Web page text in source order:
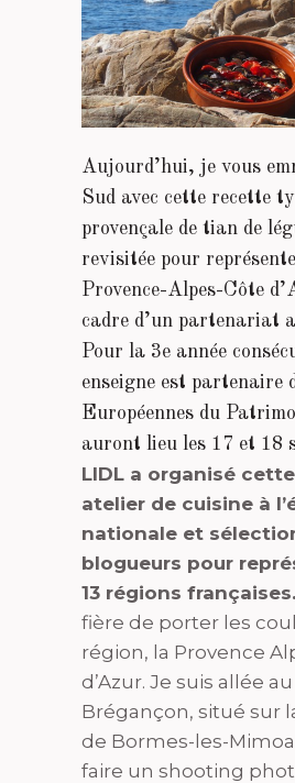
Aujourd’hui, je vous
Sud avec cette recette
provençale de tian de
revisitée pour
Provence-Alpes-Côte
cadre d’un partenariat
Pour la 3e année
enseigne est partenaire
Européennes du
auront lieu les 17 et 18
LIDL a organisé
atelier de cuisine à
nationale et
blogueurs pour
13 régions françaises.
fière de porter les
région, la Provence
d’Azur. Je suis allée
Brégançon, situé sur
de Bormes-les-
faire un shooting